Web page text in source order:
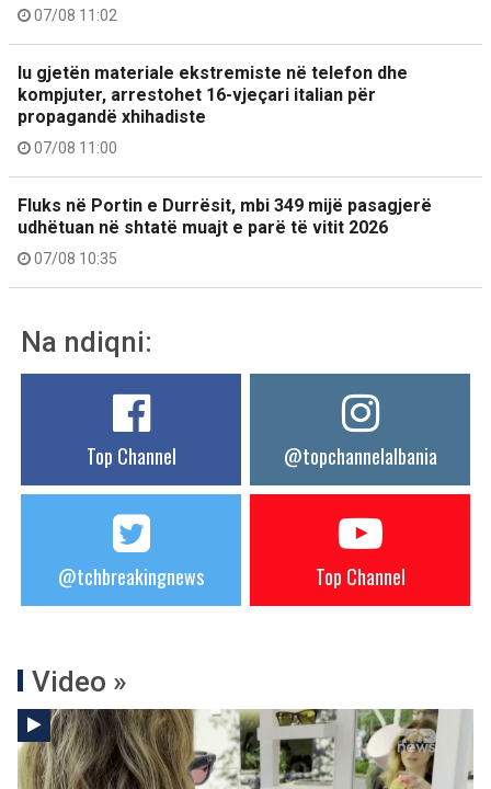
07/08 11:02
Iu gjetën materiale ekstremiste në telefon dhe
kompjuter, arrestohet 16-vjeçari italian për
propagandë xhihadiste
07/08 11:00
Fluks në Portin e Durrësit, mbi 349 mijë pasagjerë
udhëtuan në shtatë muajt e parë të vitit 2026
07/08 10:35
Na ndiqni:
Top Channel @topchannelalbania
@tchbreakingnews Top Channel
Video »